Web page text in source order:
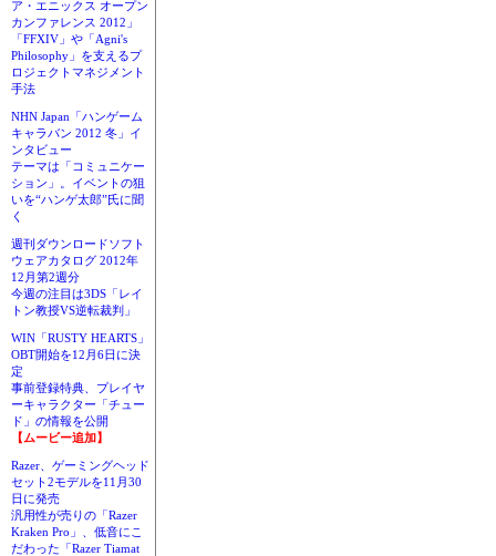
ア・エニックス オープン
カンファレンス 2012」
「FFXIV」や「Agni's
Philosophy」を支えるプ
ロジェクトマネジメント
手法
NHN Japan「ハンゲーム
キャラバン 2012 冬」イ
ンタビュー
テーマは「コミュニケー
ション」。イベントの狙
いを“ハンゲ太郎”氏に聞
く
週刊ダウンロードソフト
ウェアカタログ 2012年
12月第2週分
今週の注目は3DS「レイ
トン教授VS逆転裁判」
WIN「RUSTY HEARTS」
OBT開始を12月6日に決
定
事前登録特典、プレイヤ
ーキャラクター「チュー
ド」の情報を公開
【ムービー追加】
Razer、ゲーミングヘッド
セット2モデルを11月30
日に発売
汎用性が売りの「Razer
Kraken Pro」、低音にこ
だわった「Razer Tiamat